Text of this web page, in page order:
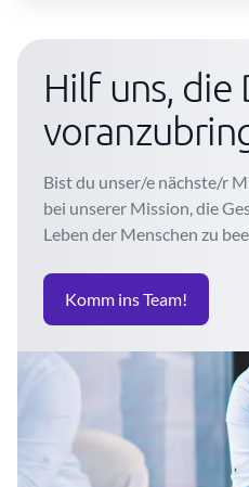
Hilf uns, die
Bist du unser/e nächste/r
bei unserer Mission, die
Leben der Menschen zu
Komm ins Team!